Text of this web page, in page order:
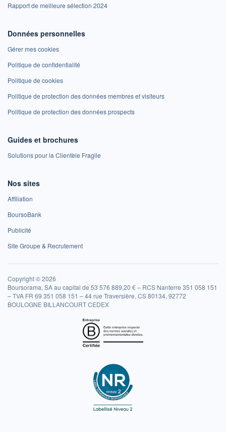
Rapport de meilleure sélection 2024
Données personnelles
Gérer mes cookies
Politique de confidentialité
Politique de cookies
Politique de protection des données membres et visiteurs
Politique de protection des données prospects
Guides et brochures
Solutions pour la Clientèle Fragile
Nos sites
Affiliation
BoursoBank
Publicité
Site Groupe & Recrutement
Copyright © 2026
Boursorama, SA au capital de 53 576 889,20 € – RCS Nanterre 351 058 151
– TVA FR 69 351 058 151 – 44 rue Traversière, CS 80134, 92772
BOULOGNE BILLANCOURT CEDEX